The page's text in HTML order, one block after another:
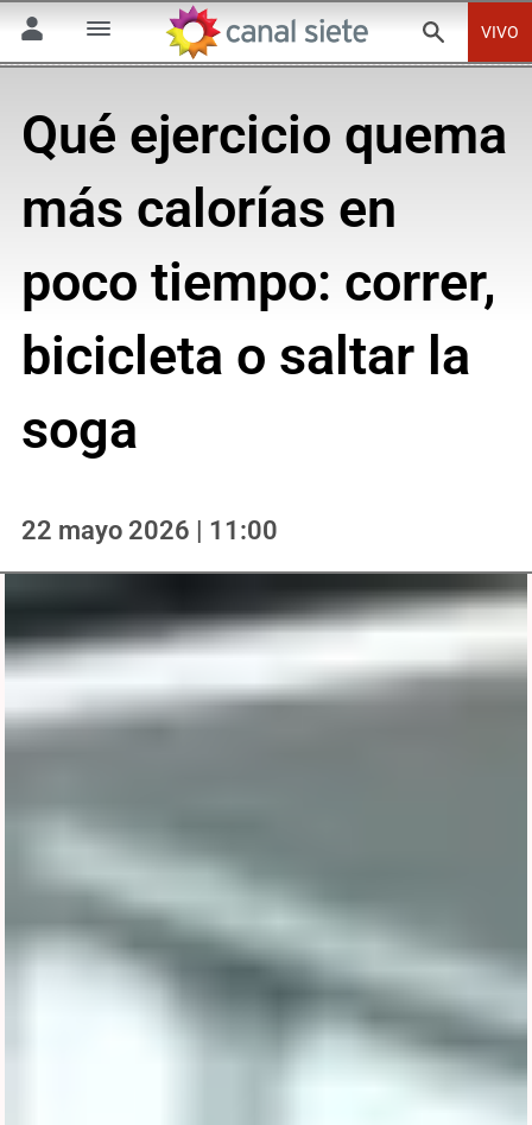
VIVO
Qué ejercicio quema
más calorías en
poco tiempo: correr,
bicicleta o saltar la
soga
22 mayo 2026 | 11:00